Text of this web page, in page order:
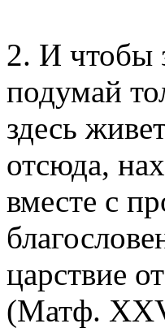
2. И чтобы
подумай
здесь
отсюда,
вместе с
царствие
(Матф.